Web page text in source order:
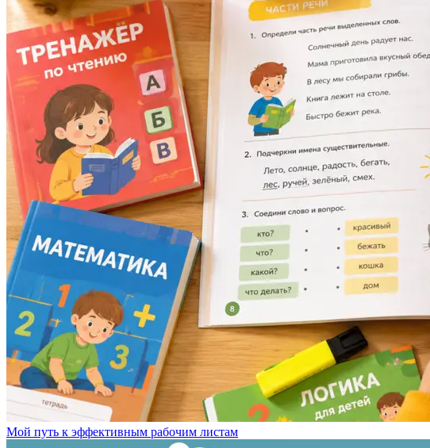
Мой путь к эффективным рабочим листам